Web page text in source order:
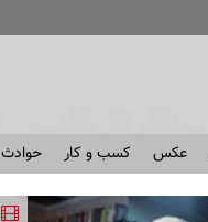
عکس کسب و کار حوادث